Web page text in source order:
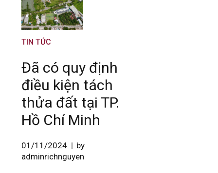
TIN TỨC
Đã có quy định
điều kiện tách
thửa đất tại TP.
Hồ Chí Minh
01/11/2024
by
adminrichnguyen